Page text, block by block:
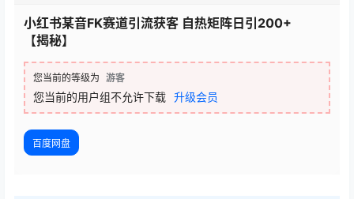
小红书某音FK赛道引流获客 自热矩阵日引200+
【揭秘】
您当前的等级为 游客
您当前的用户组不允许下载 升级会员
百度网盘